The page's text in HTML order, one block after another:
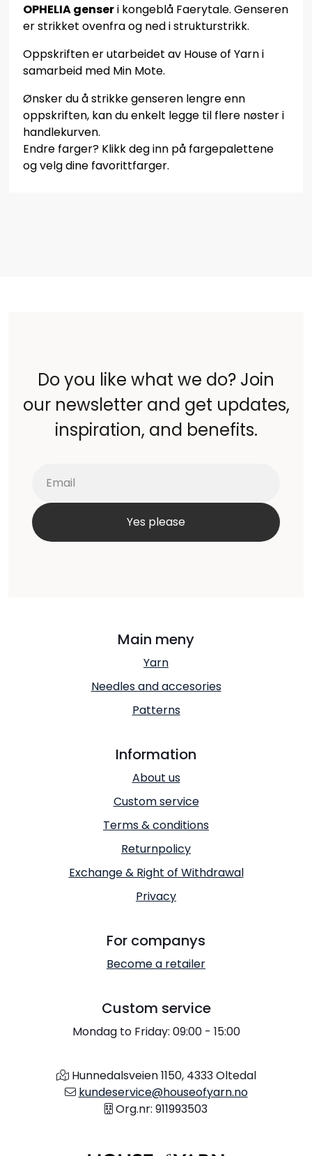
OPHELIA genseri kongeblå Faerytale. Genseren
er strikket ovenfra og ned i strukturstrikk.
Oppskriften er utarbeidet av House of Yarn i
samarbeid med Min Mote.
Ønsker du å strikke genseren lengre enn
oppskriften, kan du enkelt legge til flere nøster i
handlekurven.
Endre farger? Klikk deg inn på fargepalettene
og velg dine favorittfarger.
Do you like what we do? Join
our newsletter and get updates,
inspiration, and benefits.
Main meny
Yarn
Needles and accesories
Patterns
Information
About us
Custom service
Terms & conditions
Returnpolicy
Exchange & Right of Withdrawal
Privacy
For companys
Become a retailer
Custom service
Mondag to Friday: 09:00 - 15:00
Hunnedalsveien 1150, 4333 Oltedal
kundeservice@houseofyarn.no
Org.nr: 911993503